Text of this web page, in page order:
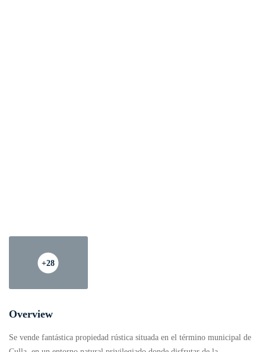
+28
Overview
Se vende fantástica propiedad rústica situada en el término municipal de